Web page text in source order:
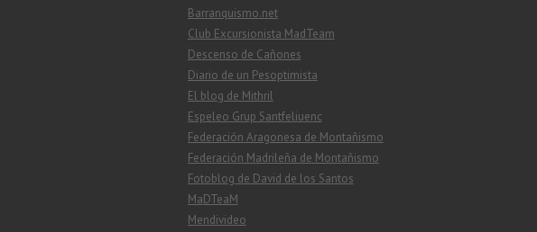
Barranquismo.net
Club Excursionista MadTeam
Descenso de Cañones
Diario de un Pesoptimista
El blog de Mithril
Espeleo Grup Santfeliuenc
Federación Aragonesa de Montañismo
Federación Madrileña de Montañismo
Fotoblog de David de los Santos
MaDTeaM
Mendivideo